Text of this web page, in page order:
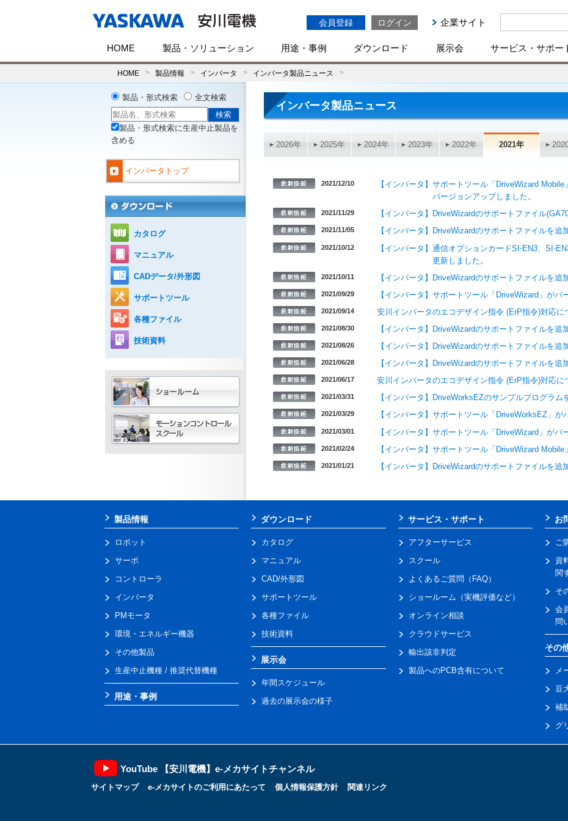
会員登録 ログイン 企業サイト
HOME 製品・ソリューション 用途・事例 ダウンロード 展示会 サービス・サポー
HOME 製品情報 インバータ インバータ製品ニュース
インバータ製品ニュース
2026年 2025年 2024年 2023年 2022年 2021年
2021/12/10
【インバータ】サポートツール「DriveWizard
バージョンアップしました。
2021/11/29 【インバータ】DriveWizardのサポートファイル
2021/11/05 【インバータ】DriveWizardのサポートファイルを追
2021/10/12
【インバータ】通信オプションカードSI-EN3、SI-
更新しました。
2021/10/11 【インバータ】DriveWizardのサポートファイルを追
2021/09/29 【インバータ】サポートツール「DriveWizard」がバ
2021/09/14 安川インバータのエコデザイン指令 (ErP指令)対応に
2021/08/30 【インバータ】DriveWizardのサポートファイルを追
2021/08/26 【インバータ】DriveWizardのサポートファイルを追
2021/06/28 【インバータ】DriveWizardのサポートファイルを追
2021/06/17 安川インバータのエコデザイン指令 (ErP指令)対応に
2021/03/31 【インバータ】DriveWorksEZのサンプルプログラム
2021/03/29 【インバータ】サポートツール「DriveWorksEZ」が
2021/03/01 【インバータ】サポートツール「DriveWizard」がバ
2021/02/24 【インバータ】サポートツール「DriveWizard
2021/01/21 【インバータ】DriveWizardのサポートファイルを追
製品・形式検索 全文検索
製品・形式検索に生産中止製品を
含める
インバータトップ
カタログ
マニュアル
CADデータ/外形図
サポートツール
各種ファイル
技術資料
製品情報
ロボット
サーボ
コントローラ
インバータ
PMモータ
環境・エネルギー機器
その他製品
生産中止機種 / 推奨代替機種
用途・事例
ダウンロード
カタログ
マニュアル
CAD/外形図
サポートツール
各種ファイル
技術資料
展示会
年間スケジュール
過去の展示会の様子
サービス・サポート
アフターサービス
スクール
よくあるご質問（FAQ）
ショールーム（実機評価など）
オンライン相談
クラウドサービス
輸出該非判定
製品へのPCB含有について
お
ご
資
関
そ
会
問
その
メ
豆
補
グ
YouTube 【安川電機】e-メカサイトチャンネル
サイトマップ e-メカサイトのご利用にあたって 個人情報保護方針 関連リンク